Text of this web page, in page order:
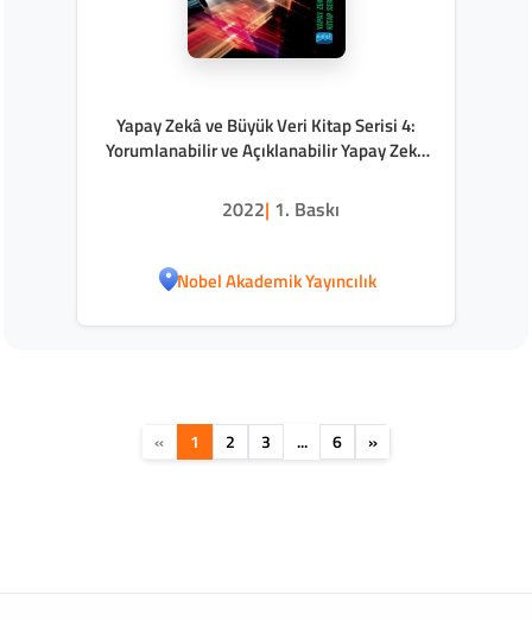
Yapay Zekâ ve Büyük Veri Kitap Serisi 4:
Yorumlanabilir ve Açıklanabilir Yapay Zekâ
2022| 1. Baskı
Nobel Akademik Yayıncılık
« 1 2 3 ... 6 »